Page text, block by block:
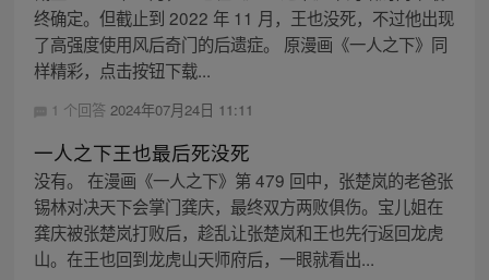
终确定。但截止到 2022 年 11 月，王也没死，不过他出现
了高强度使用风后奇门的后遗症。 原漫画《一人之下》同
样精彩，点击按钮下载...
1 个回答 2024年07月24日 11:11
一人之下王也最后死没死
没有。 在漫画《一人之下》第 479 回中，张楚岚的老爸张
锡林对决天下会掌门龚庆，最终双方两败俱伤。宝儿姐在
龚庆被张楚岚打败后，趁乱让张楚岚和王也先行返回龙虎
山。在王也回到龙虎山天师府后，一眼就看出...